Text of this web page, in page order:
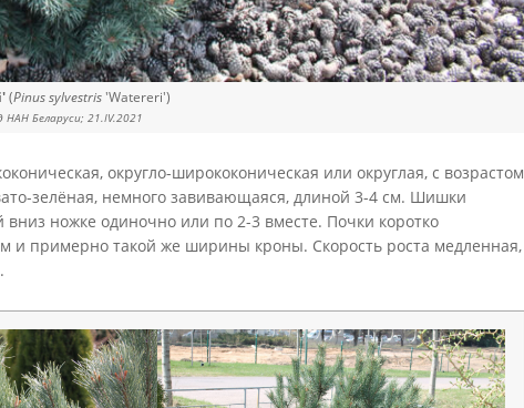
(Pinus sylvestris'Watereri')
Беларуси; 21.IV.2021
округло-ширококоническая или округлая, с возрастом
зелёная, немного завивающаяся, длиной 3-4 см. Шишки
ножке одиночно или по 2-3 вместе. Почки коротко
и примерно такой же ширины кроны. Скорость роста медленная,